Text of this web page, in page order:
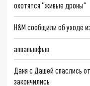
охотятся "живые дроны"
H&M сообщили об уходе
апвапывфыв
Даня с Дашей спаслись
закончились